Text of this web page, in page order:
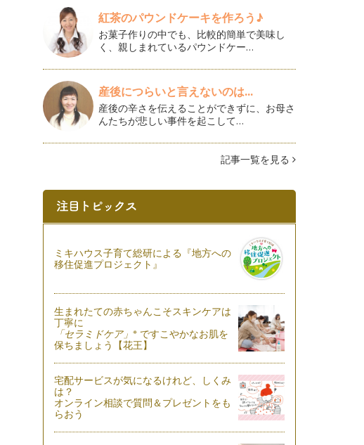
紅茶のパウンドケーキを作ろう♪
お菓子作りの中でも、比較的簡単で美味し
く、親しまれているパウンドケー…
産後につらいと言えないのは...
産後の辛さを伝えることができずに、お母さ
んたちが悲しい事件を起こして…
記事一覧を見る
ミキハウス子育て総研による『地方への
移住促進プロジェクト』
生まれたての赤ちゃんこそスキンケアは
丁寧に
「セラミドケア」 ※ですこやかなお肌を
保ちましょう【花王】
宅配サービスが気になるけれど、しくみ
は？
オンライン相談で質問＆プレゼントをも
らおう